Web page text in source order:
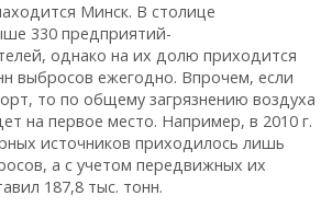
Минск. В столице
330 предприятий-
однако на их долю приходится
выбросов ежегодно. Впрочем, если
то по общему загрязнению воздуха
на первое место. Например, в 2010 г.
источников приходилось лишь
а с учетом передвижных их
187,8 тыс. тонн.